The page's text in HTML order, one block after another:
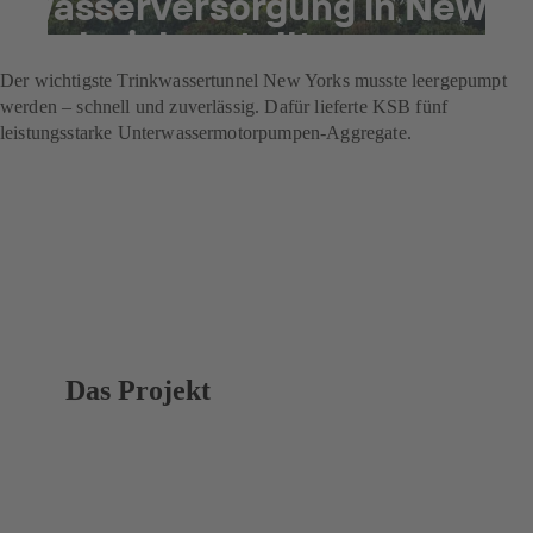
York sicherstellte
Der wichtigste Trinkwassertunnel New Yorks musste leergepumpt
werden – schnell und zuverlässig. Dafür lieferte KSB fünf
leistungsstarke Unterwassermotorpumpen-Aggregate.
Das Projekt